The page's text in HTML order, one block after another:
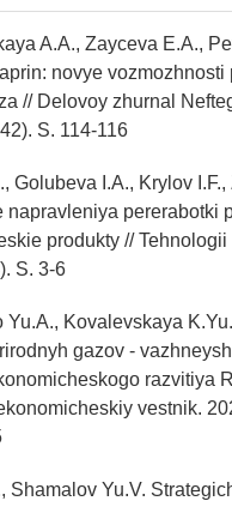
A.A., Zayceva E.A.,
novye vozmozhnosti
// Delovoy zhurnal
S. 114-116
Golubeva I.A., Krylov
napravleniya pererabotki
produkty // Tehnologii
S. 3-6
Yu.A., Kovalevskaya K.Yu.
gazov -
razvitiya
vestnik.
Shamalov Yu.V.